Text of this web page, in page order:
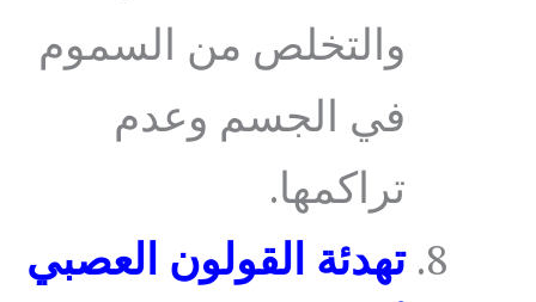
والتخلص من السموم
في الجسم وعدم
تراكمها.
تهدئة القولون العصبي